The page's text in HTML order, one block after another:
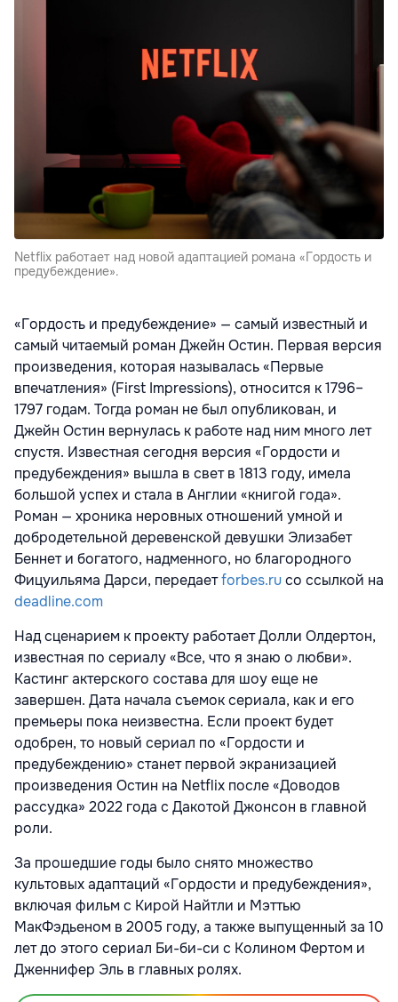
Netflix работает над новой адаптацией романа «Гордость и
предубеждение».
«Гордость и предубеждение» — самый известный и
самый читаемый роман Джейн Остин. Первая версия
произведения, которая называлась «Первые
впечатле­ния» (First Impressions), относится к 1796–
1797 годам. Тогда роман не был опубли­кован, и
Джейн Остин вернулась к работе над ним много лет
спустя. Известная сегодня версия «Гордости и
предубеждения» вышла в свет в 1813 году, имела
большой успех и стала в Англии «книгой года».
Роман — хроника неровных отношений умной и
добродетельной деревенской девушки Элизабет
Беннет и богатого, надменного, но благородного
Фицуильяма Дарси, передаетforbes.ruсо ссылкой на
deadline.com
Над сценарием к проекту работает Долли Олдертон,
известная по сериалу «Все, что я знаю о любви».
Кастинг актерского состава для шоу еще не
завершен. Дата начала съемок сериала, как и его
премьеры пока неизвестна. Если проект будет
одобрен, то новый сериал по «Гордости и
предубеждению» станет первой экранизацией
произведения Остин на Netflix после «Доводов
рассудка» 2022 года с Дакотой Джонсон в главной
роли.
За прошедшие годы было снято множество
культовых адаптаций «Гордости и предубеждения»,
включая фильм с Кирой Найтли и Мэттью
МакФэдьеном в 2005 году, а также выпущенный за 10
лет до этого сериал Би-би-си с Колином Фертом и
Дженнифер Эль в главных ролях.